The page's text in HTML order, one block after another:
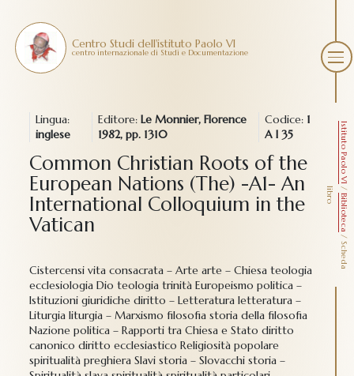
Centro Studi dell'istituto Paolo VI
centro internazionale di Studi e Documentazione
Istituto Paolo VI
/
Biblioteca
/
S
c
h
e
d
a
l
i
b
r
o
Lingua:
inglese
Editore:Le Monnier, Florence
1982, pp. 1310
Codice: 1
A I 35
Common Christian Roots of the
European Nations (The) -A1- An
International Colloquium in the
Vatican
Cistercensi vita consacrata – Arte arte – Chiesa teologia
ecclesiologia Dio teologia trinità Europeismo politica –
Istituzioni giuridiche diritto – Letteratura letteratura –
Liturgia liturgia – Marxismo filosofia storia della filosofia
Nazione politica – Rapporti tra Chiesa e Stato diritto
canonico diritto ecclesiastico Religiosità popolare
spiritualità preghiera Slavi storia – Slovacchi storia –